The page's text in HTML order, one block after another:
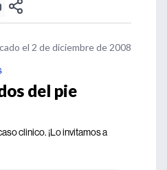
el 2 de diciembre de 2008
del pie
clinico. ¡Lo invitamos a